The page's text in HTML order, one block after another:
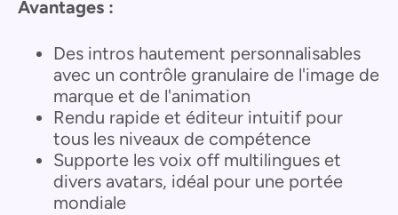
Avantages :
Des intros hautement personnalisables
avec un contrôle granulaire de l'image de
marque et de l'animation
Rendu rapide et éditeur intuitif pour
tous les niveaux de compétence
Supporte les voix off multilingues et
divers avatars, idéal pour une portée
mondiale